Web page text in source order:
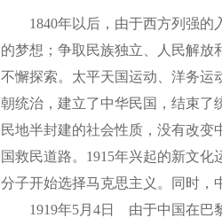
1840年以后，由于西方列强的入
的梦想；争取民族独立、人民解放
不懈探索。太平天国运动、洋务运
朝统治，建立了中华民国，结束了
民地半封建的社会性质，没有改
国救民道路。1915年兴起的新文
分子开始选择马克思主义。同时，
1919年5月4日 由于中国在巴黎